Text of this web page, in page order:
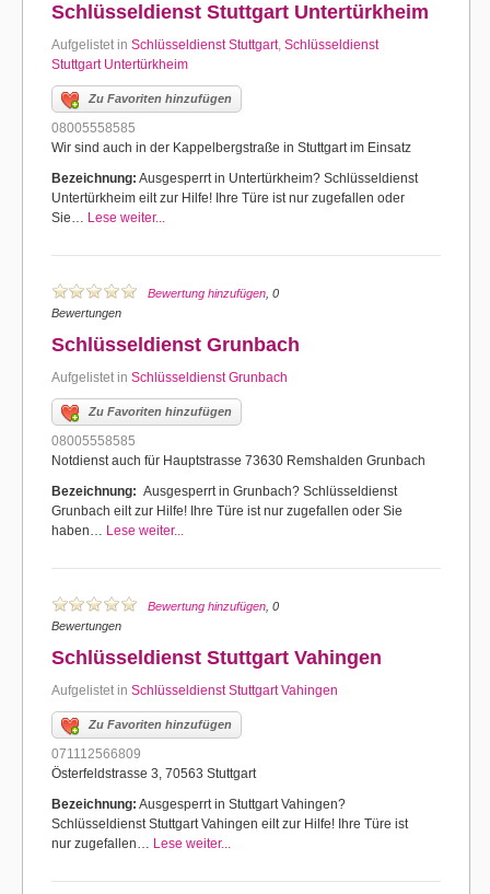
Schlüsseldienst Stuttgart Untertürkheim
Aufgelistet in Schlüsseldienst Stuttgart, Schlüsseldienst
Stuttgart Untertürkheim
Zu Favoriten hinzufügen
08005558585
Wir sind auch in der Kappelbergstraße in Stuttgart im Einsatz
Bezeichnung: Ausgesperrt in Untertürkheim? Schlüsseldienst
Untertürkheim eilt zur Hilfe! Ihre Türe ist nur zugefallen oder
Sie… Lese weiter...
Bewertung hinzufügen , 0
Bewertungen
Schlüsseldienst Grunbach
Aufgelistet in Schlüsseldienst Grunbach
Zu Favoriten hinzufügen
08005558585
Notdienst auch für Hauptstrasse 73630 Remshalden Grunbach
Bezeichnung: Ausgesperrt in Grunbach? Schlüsseldienst
Grunbach eilt zur Hilfe! Ihre Türe ist nur zugefallen oder Sie
haben… Lese weiter...
Bewertung hinzufügen , 0
Bewertungen
Schlüsseldienst Stuttgart Vahingen
Aufgelistet in Schlüsseldienst Stuttgart Vahingen
Zu Favoriten hinzufügen
071112566809
Österfeldstrasse 3, 70563 Stuttgart
Bezeichnung: Ausgesperrt in Stuttgart Vahingen?
Schlüsseldienst Stuttgart Vahingen eilt zur Hilfe! Ihre Türe ist
nur zugefallen… Lese weiter...